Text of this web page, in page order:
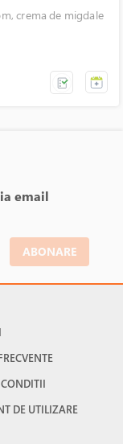
crema de migdale
email
ABONARE
DE UTILIZARE